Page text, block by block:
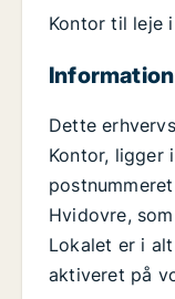
Kontor til leje
Dette
Kontor, ligger
Hvidovre,
Lokalet er i
aktiveret på